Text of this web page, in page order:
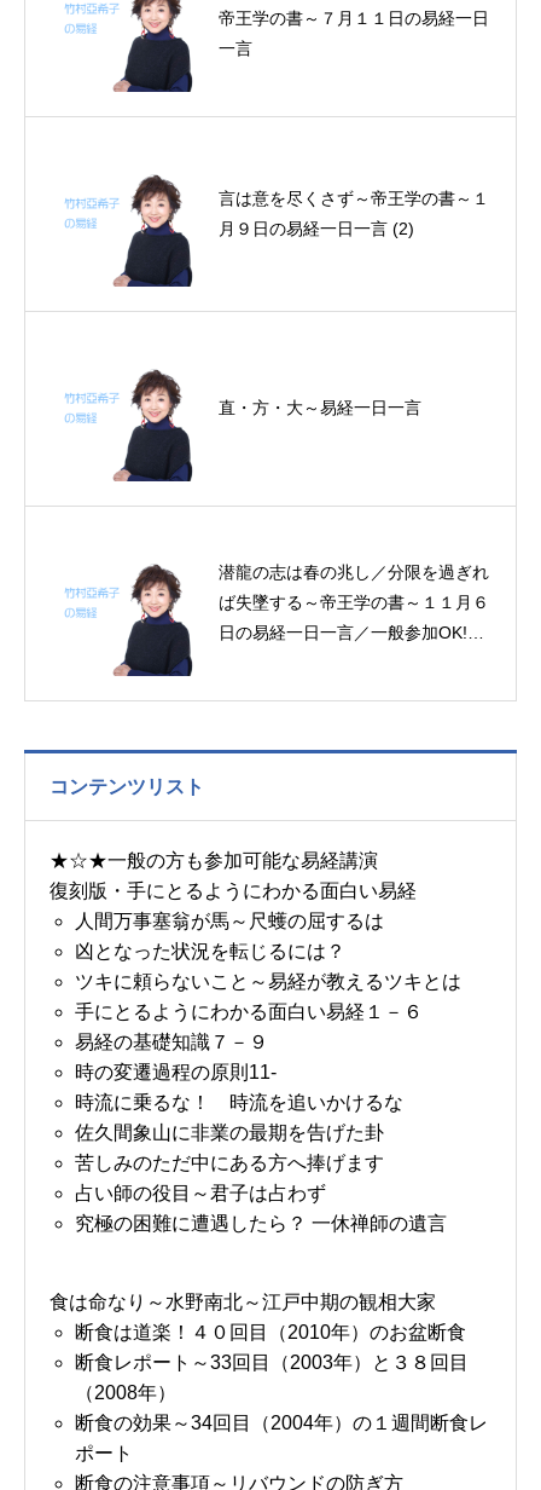
帝王学の書～７月１１日の易経一日
一言
言は意を尽くさず～帝王学の書～１
月９日の易経一日一言 (2)
直・方・大～易経一日一言
潜龍の志は春の兆し／分限を過ぎれ
ば失墜する～帝王学の書～１１月６
日の易経一日一言／一般参加OK!年
コンテンツリスト
★☆★一般の方も参加可能な易経講演
復刻版・手にとるようにわかる面白い易経
人間万事塞翁が馬～尺蠖の屈するは
凶となった状況を転じるには？
ツキに頼らないこと～易経が教えるツキとは
手にとるようにわかる面白い易経１－６
易経の基礎知識７－９
時の変遷過程の原則11-
時流に乗るな！ 時流を追いかけるな
佐久間象山に非業の最期を告げた卦
苦しみのただ中にある方へ捧げます
占い師の役目～君子は占わず
究極の困難に遭遇したら？ 一休禅師の遺言
食は命なり～水野南北～江戸中期の観相大家
断食は道楽！４０回目（2010年）のお盆断食
断食レポート～33回目（2003年）と３８回目
（2008年）
断食の効果～34回目（2004年）の１週間断食レ
ポート
断食の注意事項～リバウンドの防ぎ方